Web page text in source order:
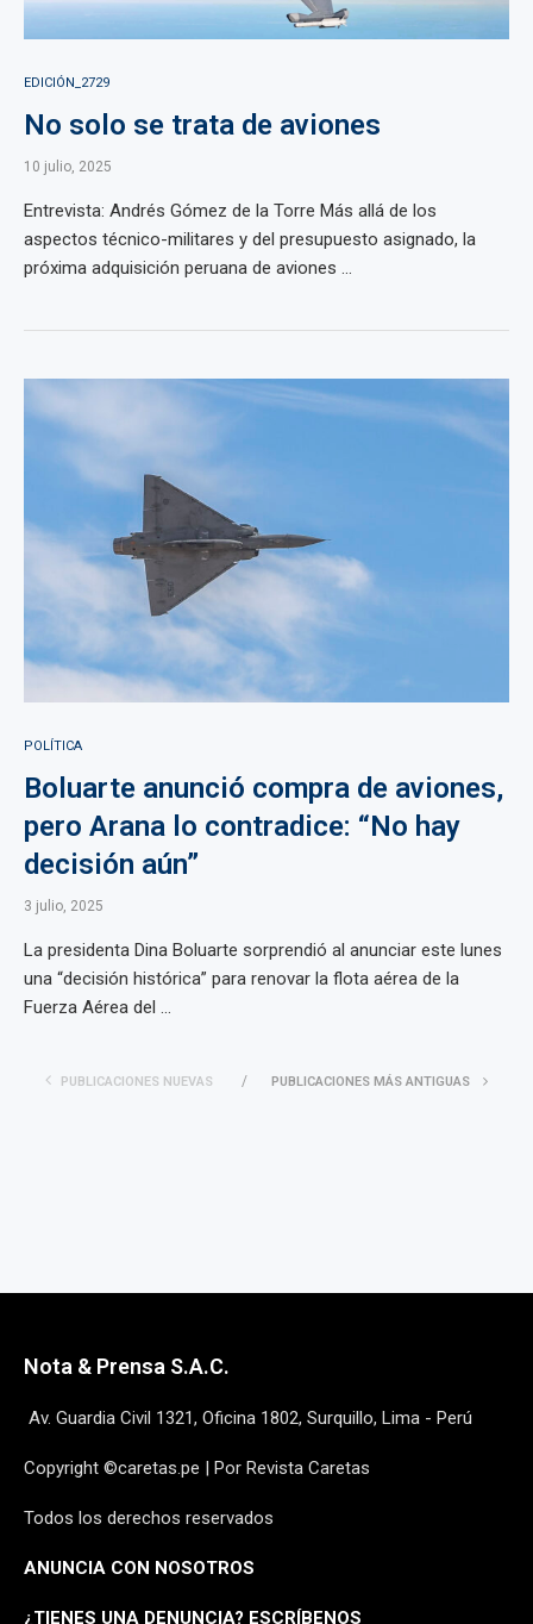
EDICIÓN_2729
No solo se trata de aviones
10 julio, 2025
Entrevista: Andrés Gómez de la Torre Más allá de los
aspectos técnico-militares y del presupuesto asignado, la
próxima adquisición peruana de aviones ...
POLÍTICA
Boluarte anunció compra de aviones,
pero Arana lo contradice: “No hay
decisión aún”
3 julio, 2025
La presidenta Dina Boluarte sorprendió al anunciar este lunes
una “decisión histórica” para renovar la flota aérea de la
Fuerza Aérea del ...
PUBLICACIONES NUEVAS PUBLICACIONES MÁS ANTIGUAS
Nota & Prensa S.A.C.
Av. Guardia Civil 1321, Oficina 1802, Surquillo, Lima - Perú
Copyright ©caretas.pe | Por Revista Caretas
Todos los derechos reservados
ANUNCIA CON NOSOTROS
¿TIENES UNA DENUNCIA? ESCRÍBENOS